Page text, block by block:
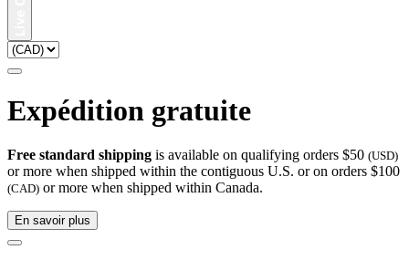
Expédition gratuite
Free standard shipping is available on qualifying orders $50 (USD)
or more when shipped within the contiguous U.S. or on orders $100
(CAD) or more when shipped within Canada.
En savoir plus